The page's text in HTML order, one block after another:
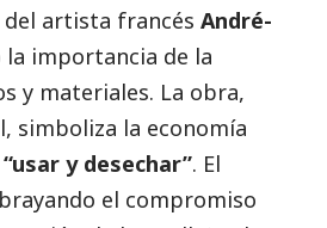
del artista francés André-
la importancia de la
y materiales. La obra,
simboliza la economía
“usar y desechar”. El
el compromiso